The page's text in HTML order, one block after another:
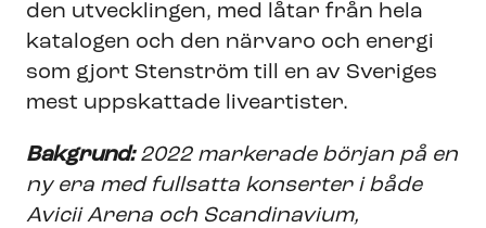
den utvecklingen, med låtar från hela
katalogen och den närvaro och energi
som gjort Stenström till en av Sveriges
mest uppskattade liveartister.
Bakgrund: 2022 markerade början på en
ny era med fullsatta konserter i både
Avicii Arena och Scandinavium,